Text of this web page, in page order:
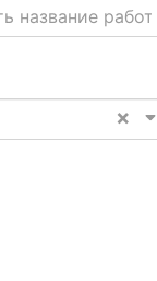
название работы
×